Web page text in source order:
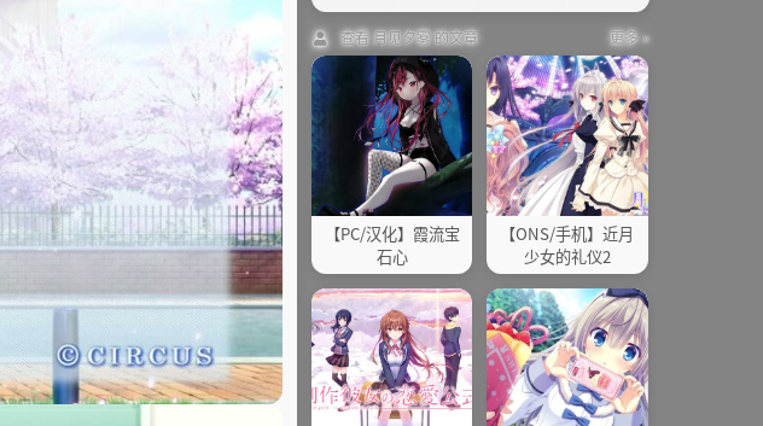
查看 月见夕雾 的文章 更多 »
【PC/汉化】霞流宝
石心
【ONS/手机】近月
少女的礼仪2